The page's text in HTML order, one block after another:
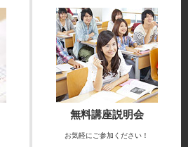
無料講座説明会
お気軽にご参加ください！